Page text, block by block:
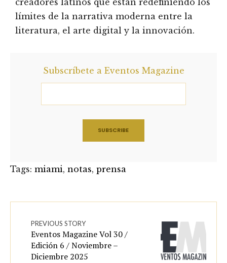
creadores latinos que están redefiniendo los
límites de la narrativa moderna entre la
literatura, el arte digital y la innovación.
Subscríbete a Eventos Magazine
Tags: miami, notas, prensa
PREVIOUS STORY
Eventos Magazine Vol 30 /
Edición 6 / Noviembre –
Diciembre 2025